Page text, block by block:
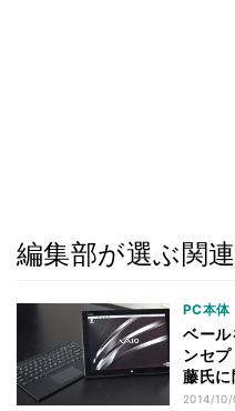
編集部が選ぶ関
PC本体
ベール
ンセ
藤氏に
2014/